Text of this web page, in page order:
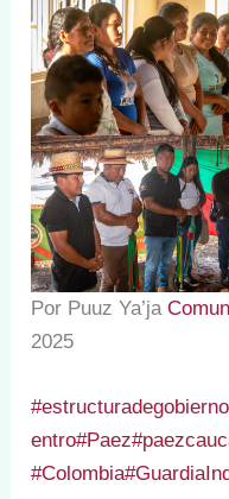
Por Puuz Ya’ja
2025
entro#Paez
#Colombia